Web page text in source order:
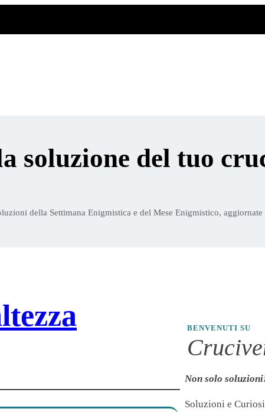
soluzione del tuo
della Settimana Enigmistica e del Mese Enigmistico, aggiornate
BENVENUTI SU
Non solo
Soluzioni e